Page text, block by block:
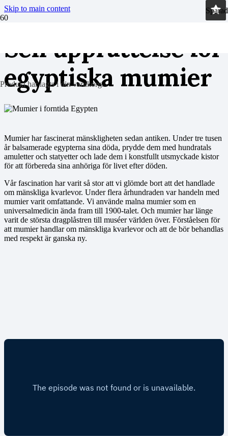
Skip to main content
Produkthar lagts i din varukorg.
Sen upprättelse för
egyptiska mumier
Mumier har fascinerat mänskligheten sedan antiken. Under tre tusen
år balsamerade egypterna sina döda, prydde dem med hundratals
amuletter och statyetter och lade dem i konstfullt utsmyckade kistor
för att förbereda sina anhöriga för livet efter döden.
Vår fascination har varit så stor att vi glömde bort att det handlade
om mänskliga kvarlevor. Under flera århundraden var handeln med
mumier varit omfattande. Vi använde malna mumier som en
universalmedicin ända fram till 1900-talet. Och mumier har länge
varit de största dragplåstren till muséer världen över. Förståelsen för
att mumier handlar om mänskliga kvarlevor och att de bör behandlas
med respekt är ganska ny.
Sparad
Sparad